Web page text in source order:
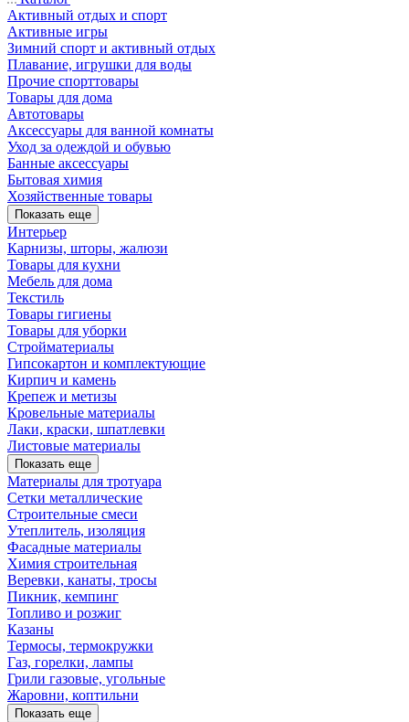
Активный отдых и спорт
Активные игры
Зимний спорт и активный отдых
Плавание, игрушки для воды
Прочие спорттовары
Товары для дома
Автотовары
Аксессуары для ванной комнаты
Уход за одеждой и обувью
Банные аксессуары
Бытовая химия
Хозяйственные товары
Показать еще
Интерьер
Карнизы, шторы, жалюзи
Товары для кухни
Мебель для дома
Текстиль
Товары гигиены
Товары для уборки
Стройматериалы
Гипсокартон и комплектующие
Кирпич и камень
Крепеж и метизы
Кровельные материалы
Лаки, краски, шпатлевки
Листовые материалы
Показать еще
Материалы для тротуара
Сетки металлические
Строительные смеси
Утеплитель, изоляция
Фасадные материалы
Химия строительная
Веревки, канаты, тросы
Пикник, кемпинг
Топливо и розжиг
Казаны
Термосы, термокружки
Газ, горелки, лампы
Грили газовые, угольные
Жаровни, коптильни
Показать еще